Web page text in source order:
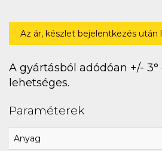
Az ár, készlet bejelentkezés
A gyártásból adódóan +/- 3°
lehetséges.
Paraméterek
Anyag